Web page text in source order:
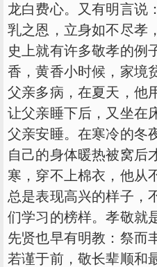
龙白费心。又有明言说
乳之恩，立身如不尽孝
史上就有许多敬孝的例
香，黄香小时候，家境
父亲多病，在夏天，他
让父亲睡下后，又坐在
父亲安睡。在寒冷的冬
自己的身体暖热被窝后
寒，穿不上棉衣，他从
总是表现高兴的样子，
们学习的榜样。孝敬就
先贤也早有明教：祭而
若谨于前，敬长辈顺和